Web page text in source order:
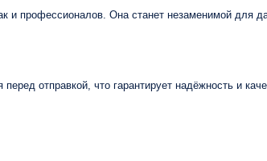
профессионалов. Она станет незаменимой для
отправкой, что гарантирует надёжность и